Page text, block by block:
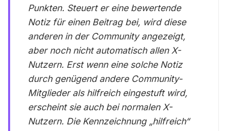
Punkten. Steuert er eine bewertende
Notiz für einen Beitrag bei, wird diese
anderen in der Community angezeigt,
aber noch nicht automatisch allen X-
Nutzern. Erst wenn eine solche Notiz
durch genügend andere Community-
Mitglieder als hilfreich eingestuft wird,
erscheint sie auch bei normalen X-
Nutzern. Die Kennzeichnung „hilfreich“